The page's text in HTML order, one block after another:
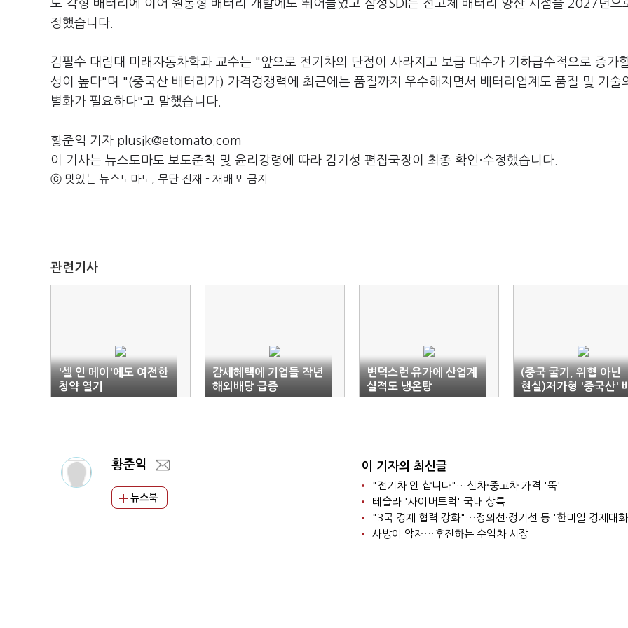
도 각형 배터리에 이어 원통형 배터리 개발에도 뛰어들었고 삼성SDI는 전고체 배터리 양산 시점을 2027년으
정했습니다.
김필수 대림대 미래자동차학과 교수는 "앞으로 전기차의 단점이 사라지고 보급 대수가 기하급수적으로 증가
성이 높다"며 "(중국산 배터리가) 가격경쟁력에 최근에는 품질까지 우수해지면서 배터리업계도 품질 및 기술
별화가 필요하다"고 말했습니다.
황준익 기자 plusik@etomato.com
이 기사는 뉴스토마토 보도준칙 및 윤리강령에 따라 김기성 편집국장이 최종 확인·수정했습니다.
ⓒ 맛있는 뉴스토마토, 무단 전재 - 재배포 금지
관련기사
'셀 인 메이'에도 여전한
청약 열기
감세혜택에 기업들 작년
해외배당 급증
변덕스런 유가에 산업계
실적도 냉온탕
(중국 굴기, 위협 아닌
현실)저가형 '중국산'
터리의 공습…해법은
황준익
뉴스북
이 기자의 최신글
"전기차 안 삽니다"…신차·중고차 가격 '뚝'
테슬라 '사이버트럭' 국내 상륙
"3국 경제 협력 강화"…정의선·정기선 등 '한미일 경제대
사방이 악재…후진하는 수입차 시장